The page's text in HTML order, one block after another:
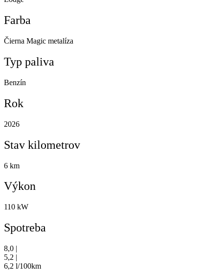
Farba
Čierna Magic metalíza
Typ paliva
Benzín
Rok
2026
Stav kilometrov
6 km
Výkon
110 kW
Spotreba
8,0 |
5,2 |
6,2 l/100km